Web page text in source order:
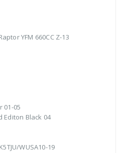
YFM 660CC Z-13
01-05
Editon Black 04
WUSA10-19